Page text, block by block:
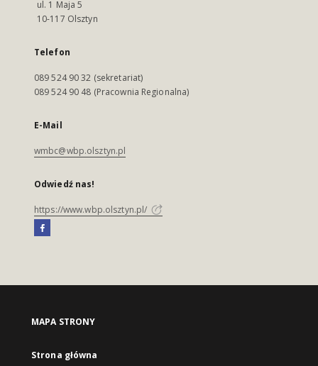
ul. 1 Maja 5
10-117 Olsztyn
Telefon
089 524 90 32 (sekretariat)
089 524 90 48 (Pracownia Regionalna)
E-Mail
wmbc@wbp.olsztyn.pl
Odwiedź nas!
https://www.wbp.olsztyn.pl/
MAPA STRONY
Strona główna